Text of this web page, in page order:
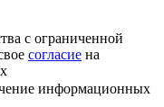
с ограниченной
согласие на
информационных